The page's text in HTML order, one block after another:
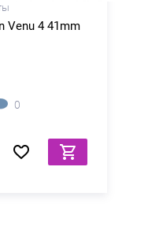
Venu 4 41mm
0